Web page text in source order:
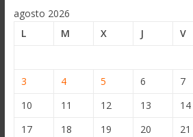
agosto 2026
L
M X J V
3
4 5 6 7
10
11 12 13 14
17
18 19 20 21